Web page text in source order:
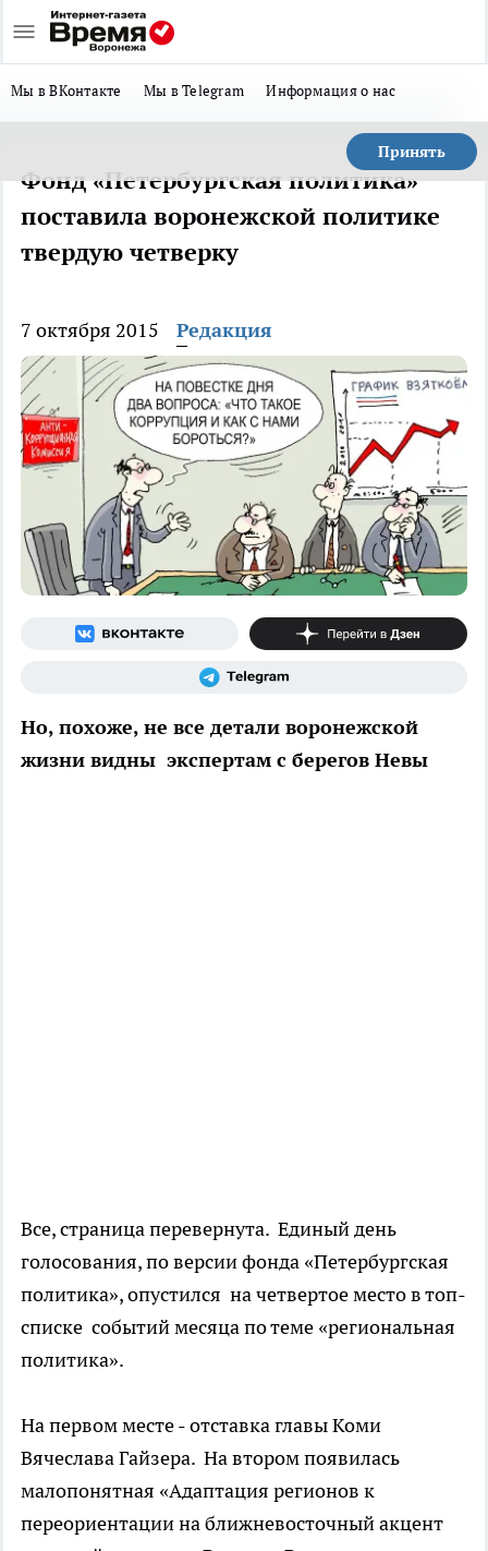
Мы в ВКонтакте Мы в Telegram Информация о нас
Принять
Фонд «Петербургская политика»
поставила воронежской политике
твердую четверку
7 октября 2015 Редакция
Но, похоже, не все детали воронежской
жизни видны экспертам с берегов Невы
Все, страница перевернута. Единый день
голосования, по версии фонда «Петербургская
политика», опустился на четвертое место в топ-
списке событий месяца по теме «региональная
политика».
На первом месте - отставка главы Коми
Вячеслава Гайзера. На втором появилась
малопонятная «Адаптация регионов к
переориентации на ближневосточный акцент